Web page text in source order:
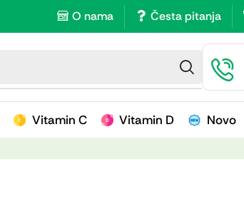
O nama Česta pitanja
Vitamin C Vitamin D Novo